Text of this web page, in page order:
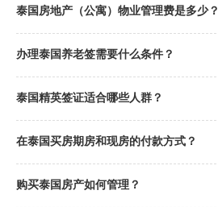
泰国房地产（公寓）物业管理费是多少？
办理泰国养老签需要什么条件？
泰国精英签证适合哪些人群？
在泰国买房期房和现房的付款方式？
购买泰国房产如何管理？